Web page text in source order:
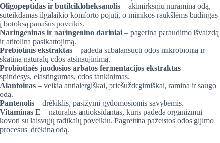
Oligopeptidas ir butilcikloheksanolis – akimirksniu nuramina odą,
suteikdamas ilgalaikio komforto pojūtį, o mimikos raukšlėms būdingas
į botoksą panašus poveikis.
Naringeninas ir naringenino dariniai – pagerina paraudimo išvaizdą
ir atitolina pasikartojimą.
Prebiotinis ekstraktas – padeda subalansuoti odos mikrobiomą ir
skatina natūralų odos atsinaujinimą.
Probiotinės juodosios arbatos fermentacijos ekstraktas –
spindesys, elastingumas, odos tankinimas.
Alantoinas – veikia antialergiškai, priešuždegimiškai, ramina ir saugo
odą.
Pantenolis – drėkiklis, pasižymi gydomosiomis savybėmis.
Vitaminas E – natūralus antioksidantas, kuris padeda organizmui
kovoti su laisvųjų radikalų poveikiu. Pagreitina pažeistos odos gijimo
procesus, drėkina odą.